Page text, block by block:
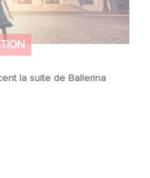
la suite de Ballerina